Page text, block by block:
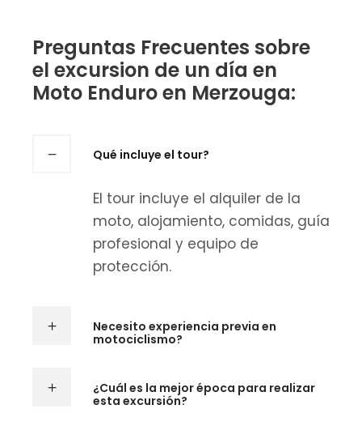
Preguntas Frecuentes sobre
el excursion de un día en
Moto Enduro en Merzouga:
Qué incluye el tour?
El tour incluye el alquiler de la
moto, alojamiento, comidas, guía
profesional y equipo de
protección.
Necesito experiencia previa en
motociclismo?
¿Cuál es la mejor época para realizar
esta excursión?